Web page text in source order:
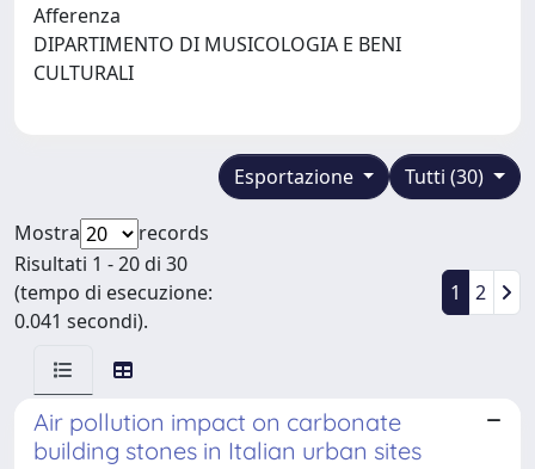
Afferenza
DIPARTIMENTO DI MUSICOLOGIA E BENI
CULTURALI
Tutti (30)
Esportazione
Mostra
records
Risultati 1 - 20 di 30
(tempo di esecuzione:
0.041 secondi).
1 2
Air pollution impact on carbonate
building stones in Italian urban sites